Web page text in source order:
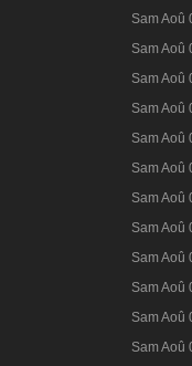
Sam Aoû
Sam Aoû
Sam Aoû
Sam Aoû
Sam Aoû
Sam Aoû
Sam Aoû
Sam Aoû
Sam Aoû
Sam Aoû
Sam Aoû
Sam Aoû